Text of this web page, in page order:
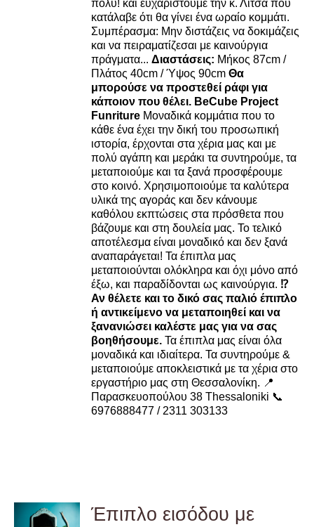
πολύ! και ευχαριστούμε την κ. Λίτσα που
κατάλαβε ότι θα γίνει ένα ωραίο κομμάτι.
Συμπέρασμα: Μην διστάζεις να δοκιμάζεις
και να πειραματίζεσαι με καινούργια
πράγματα...Διαστάσεις: Μήκος 87cm /
Πλάτος 40cm / Ύψος 90cm Θα
μπορούσε να προστεθεί ράφι για
κάποιον που θέλει. BeCube Project
Funriture Μοναδικά κομμάτια που το
κάθε ένα έχει την δική του προσωπική
ιστορία, έρχονται στα χέρια μας και με
πολύ αγάπη και μεράκι τα συντηρούμε, τα
μεταποιούμε και τα ξανά προσφέρουμε
στο κοινό. Χρησιμοποιούμε τα καλύτερα
υλικά της αγοράς και δεν κάνουμε
καθόλου εκπτώσεις στα πρόσθετα που
βάζουμε και στη δουλεία μας. Το τελικό
αποτέλεσμα είναι μοναδικό και δεν ξανά
αναπαράγεται! Τα έπιπλα μας
μεταποιούνται ολόκληρα και όχι μόνο από
έξω, και παραδίδονται ως καινούργια. ⁉️
Αν θέλετε και το δικό σας παλιό έπιπλο
ή αντικείμενο να μεταποιηθεί και να
ξανανιώσει καλέστε μας για να σας
βοηθήσουμε.Τα έπιπλα μας είναι όλα
μοναδικά και ιδιαίτερα. Τα συντηρούμε &
μεταποιούμε αποκλειστικά με τα χέρια στο
εργαστήριο μας στη Θεσσαλονίκη. 📍
Παρασκευοπούλου 38 Thessaloniki 📞
6976888477 / 2311 303133
Έπιπλο εισόδου με